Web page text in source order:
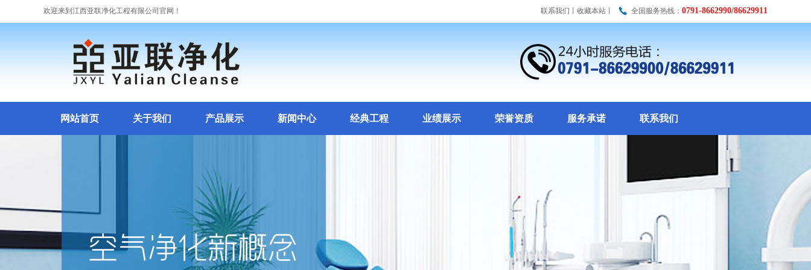
联系我们 收藏本站 全国服务热线： 0791-8662990/86629911
欢迎来到江西亚联净化工程有限公司官网！
网站首页 关于我们 产品展示 新闻中心 经典工程 业绩展示 荣誉资质 服务承诺 联系我们